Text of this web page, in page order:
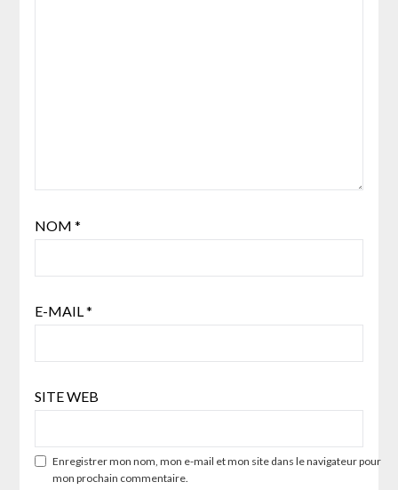
NOM *
E-MAIL*
SITE WEB
Enregistrer mon nom, mon e-mail et mon site dans le navigateur pour
mon prochain commentaire.